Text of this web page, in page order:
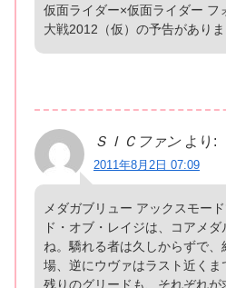
仮面ライダー×仮面ライダー フ
大戦2012（仮）の予告がありま
ＳＩＣファン より:
2011年8月2日 07:09
メダガブリュー アックスモー
ド・オブ・レイジは、コアメ
ね。驕れる者は久しからずで
場、逆にウヴァはラスト近くま
残りのグリードも、それぞれが